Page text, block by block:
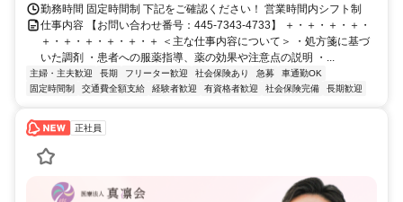
勤務時間 固定時間制 下記をご確認ください！ 営業時間内シフト制
仕事内容 【お問い合わせ番号：445-7343-4733】 ＋・＋・＋・＋・
＋・＋・＋・＋・＋・＋ ＜主な仕事内容について＞ ・処方箋に基づ
いた調剤 ・患者への服薬指導、薬の効果や注意点の説明 ・...
主婦・主夫歓迎 長期 フリーター歓迎 社会保険あり 急募
車通勤OK
固定時間制
交通費全額支給 経験者歓迎 有資格者歓迎 社会保険完備 長期歓迎
正社員